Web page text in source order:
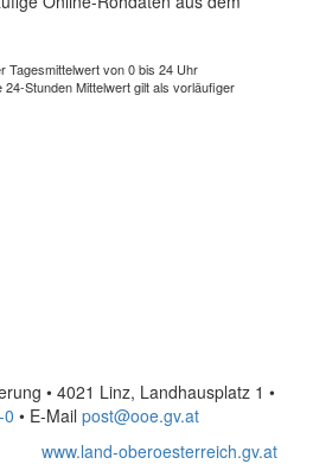
Tagesmittelwert von 0 bis 24 Uhr
Stunden Mittelwert gilt als vorläufiger
• 4021 Linz, Landhausplatz 1 •
• E-Mail post@ooe.gv.at
www.land-oberoesterreich.gv.at